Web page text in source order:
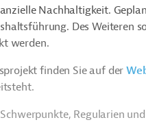
Nachhaltigkeit.
Des Weiteren
werden.
finden Sie auf der
Regularien